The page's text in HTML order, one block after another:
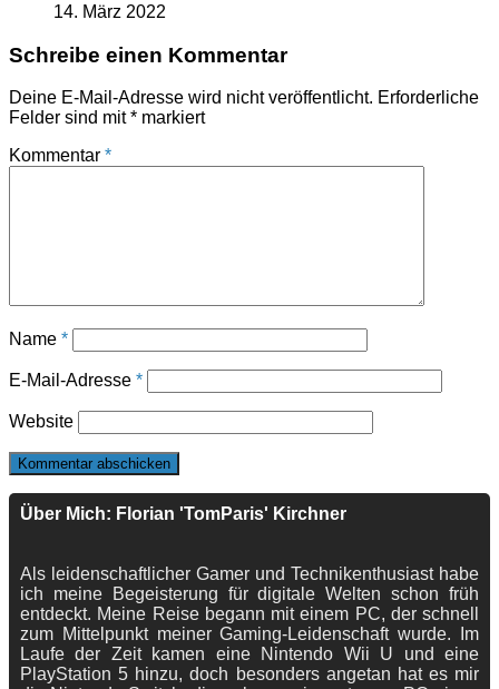
14. März 2022
Schreibe einen Kommentar
Deine E-Mail-Adresse wird nicht veröffentlicht. Erforderliche
Felder sind mit* markiert
Kommentar *
Name *
E-Mail-Adresse *
Website
Über Mich: Florian 'TomParis' Kirchner
Als leidenschaftlicher Gamer und Technikenthusiast habe
ich meine Begeisterung für digitale Welten schon früh
entdeckt. Meine Reise begann mit einem PC, der schnell
zum Mittelpunkt meiner Gaming-Leidenschaft wurde. Im
Laufe der Zeit kamen eine Nintendo Wii U und eine
PlayStation 5 hinzu, doch besonders angetan hat es mir